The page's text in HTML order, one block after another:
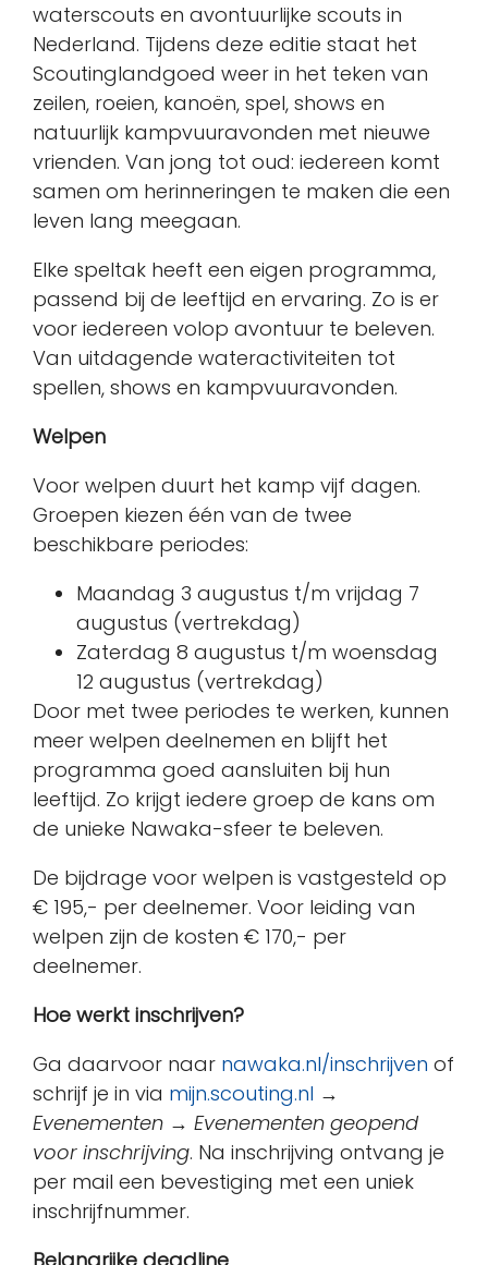
waterscouts en avontuurlijke scouts in
Nederland. Tijdens deze editie staat het
Scoutinglandgoed weer in het teken van
zeilen, roeien, kanoën, spel, shows en
natuurlijk kampvuuravonden met nieuwe
vrienden. Van jong tot oud: iedereen komt
samen om herinneringen te maken die een
leven lang meegaan.
Elke speltak heeft een eigen programma,
passend bij de leeftijd en ervaring. Zo is er
voor iedereen volop avontuur te beleven.
Van uitdagende wateractiviteiten tot
spellen, shows en kampvuuravonden.
Welpen
Voor welpen duurt het kamp vijf dagen.
Groepen kiezen één van de twee
beschikbare periodes:
Maandag 3 augustus t/m vrijdag 7
augustus (vertrekdag)
Zaterdag 8 augustus t/m woensdag
12 augustus (vertrekdag)
Door met twee periodes te werken, kunnen
meer welpen deelnemen en blijft het
programma goed aansluiten bij hun
leeftijd. Zo krijgt iedere groep de kans om
de unieke Nawaka-sfeer te beleven.
De bijdrage voor welpen is vastgesteld op
€ 195,- per deelnemer. Voor leiding van
welpen zijn de kosten € 170,- per
deelnemer.
Hoe werkt inschrijven?
Ga daarvoor naar nawaka.nl/inschrijven of
schrijf je in via mijn.scouting.nl →
Evenementen → Evenementen geopend
voor inschrijving. Na inschrijving ontvang je
per mail een bevestiging met een uniek
inschrijfnummer.